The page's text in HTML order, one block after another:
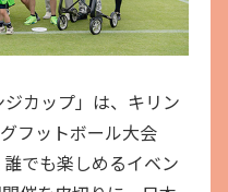
ジカップ」は、キリン
フットボール大会
でも楽しめるイベン